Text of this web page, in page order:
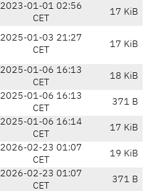
2023-01-01 02:56
CET
17 KiB
2025-01-03 21:27
CET
17 KiB
2025-01-06 16:13
CET
18 KiB
2025-01-06 16:13
CET
371 B
2025-01-06 16:14
CET
17 KiB
2026-02-23 01:07
CET
19 KiB
2026-02-23 01:07
CET
371 B